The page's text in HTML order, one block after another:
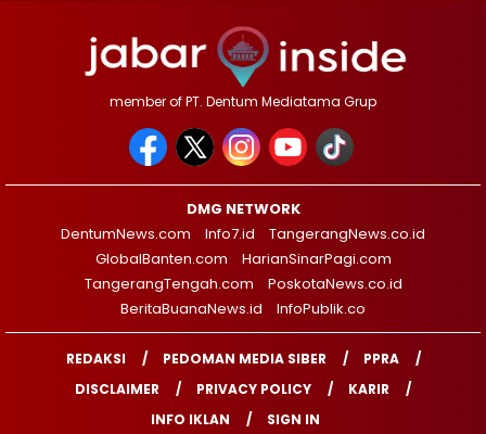
member of PT. Dentum Mediatama Grup
DMG NETWORK
DentumNews.com
Info7.id
TangerangNews.co.id
GlobalBanten.com
HarianSinarPagi.com
TangerangTengah.com
PoskotaNews.co.id
BeritaBuanaNews.id
InfoPublik.co
REDAKSI PEDOMAN MEDIA SIBER
PPRA
DISCLAIMER
PRIVACY POLICY
KARIR
INFO IKLAN
SIGN IN